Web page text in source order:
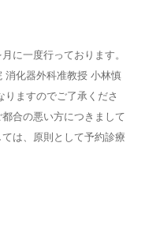
に一度行っております。
消化器外科准教授 小林慎
りますのでご了承くださ
合の悪い方につきまして
は、原則として予約診療